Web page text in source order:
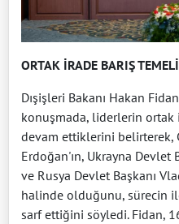
ORTAK İRADE BARIŞ
Dışişleri Bakanı Hakan
konuşmada, liderlerin
devam ettiklerini belirterek,
Erdoğan'ın, Ukrayna Devlet
ve Rusya Devlet Başkanı
halinde olduğunu, sürecin
sarf ettiğini söyledi. Fidan,